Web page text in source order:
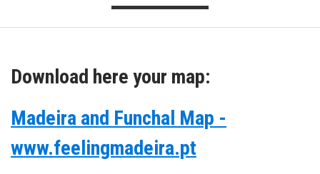
Download here your map:
Madeira and Funchal Map -
www.feelingmadeira.pt